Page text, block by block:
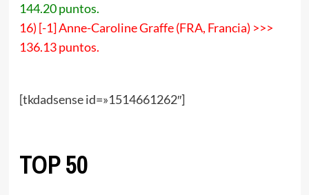
144.20 puntos.
16) [-1] Anne-Caroline Graffe (FRA, Francia) >>>
136.13 puntos.
[tkdadsense id=»1514661262″]
TOP 50